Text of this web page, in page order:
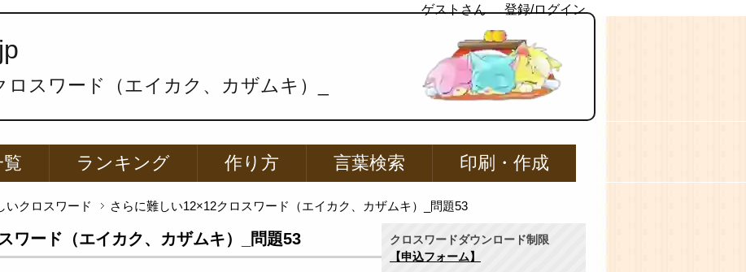
ゲストさん 登録/ログイン
スワード（エイカク、カザムキ）_
覧 ランキング 作り方 言葉検索 印刷・作成
いクロスワード さらに難しい12×12クロスワード（エイカク、カザムキ）_問題53
ワード（エイカク、カザムキ）_問題53
クロスワードダウンロード制限
【申込フォーム】